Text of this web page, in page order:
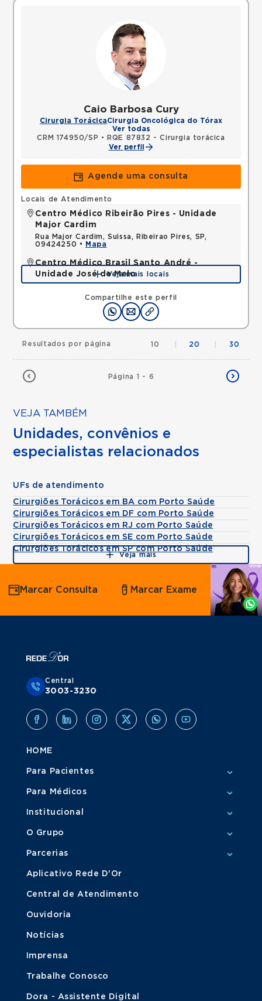
Caio Barbosa Cury
Cirurgia TorácicaCirurgia Oncológica do Tórax
Ver todas
CRM 174950/SP •
RQE 87832 - Cirurgia torácica
Ver perfil
Agende uma consulta
Compartilhe este perfil
Locais de Atendimento
Centro Médico Ribeirão Pires - Unidade
Major Cardim
Rua Major Cardim, Suissa, Ribeirao Pires, SP,
09424250 •
Mapa
Centro Médico Brasil Santo André -
Unidade José de Melo
Rua Jose de Melo, Vila Dora, Santo Andre, SP,
09030580 •Mapa
Veja mais locais
Página 1 - 6
Resultados por página 10 20 30
VEJA TAMBÉM
Unidades, convênios e
especialistas relacionados
UFs de atendimento
Cirurgiões Torácicos em BA com Porto Saúde
Cirurgiões Torácicos em DF com Porto Saúde
Cirurgiões Torácicos em RJ com Porto Saúde
Cirurgiões Torácicos em SE com Porto Saúde
Cirurgiões Torácicos em SP com Porto Saúde
Veja mais
Agende
por
Whatsapp
Marcar Consulta Marcar Exame
Central
3003-3230
HOME
Para Pacientes
Para Médicos
Institucional
O Grupo
Parcerias
Aplicativo Rede D'Or
Central de Atendimento
Ouvidoria
Notícias
Imprensa
Trabalhe Conosco
Dora - Assistente Digital